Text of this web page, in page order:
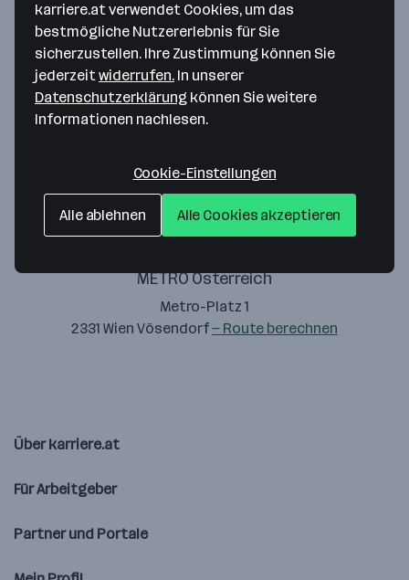
Bitte stimme unseren Cookie-
Richtlinien zu, um diese Karte
anzuzeigen.
METRO Österreich
Metro-Platz 1
2331 Wien Vösendorf— Route berechnen
Über karriere.at
Für Arbeitgeber
Partner und Portale
karriere.at verwendet Cookies, um das
bestmögliche Nutzererlebnis für Sie
sicherzustellen. Ihre Zustimmung können Sie
jederzeitwiderrufen. In unserer
Datenschutzerklärung können Sie weitere
Informationen nachlesen.
Cookie-Einstellungen
Alle ablehnen Alle Cookies akzeptieren